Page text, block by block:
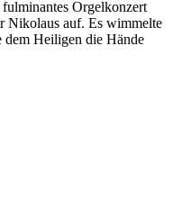
Orgelkonzert
Nikolaus auf. Es wimmelte
Heiligen die Hände